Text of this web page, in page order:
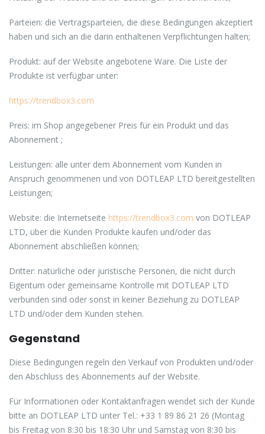
Parteien: die Vertragsparteien, die diese Bedingungen akzeptiert
haben und sich an die darin enthaltenen Verpflichtungen halten;
Produkt: auf der Website angebotene Ware. Die Liste der
Produkte ist verfügbar unter:
https://trendbox3.com
Preis: im Shop angegebener Preis für ein Produkt und das
Abonnement ;
Leistungen: alle unter dem Abonnement vom Kunden in
Anspruch genommenen und von DOTLEAP LTD bereitgestellten
Leistungen;
Website: die Internetseite https://trendbox3.com von DOTLEAP
LTD, über die Kunden Produkte kaufen und/oder das
Abonnement abschließen können;
Dritter: natürliche oder juristische Personen, die nicht durch
Eigentum oder gemeinsame Kontrolle mit DOTLEAP LTD
verbunden sind oder sonst in keiner Beziehung zu DOTLEAP
LTD und/oder dem Kunden stehen.
Gegenstand
Diese Bedingungen regeln den Verkauf von Produkten und/oder
den Abschluss des Abonnements auf der Website.
Für Informationen oder Kontaktanfragen wendet sich der Kunde
bitte an DOTLEAP LTD unter Tel.: +33 1 89 86 21 26 (Montag
bis Freitag von 8:30 bis 18:30 Uhr und Samstag von 8:30 bis